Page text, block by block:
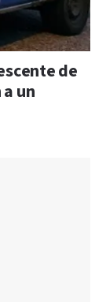
de
un